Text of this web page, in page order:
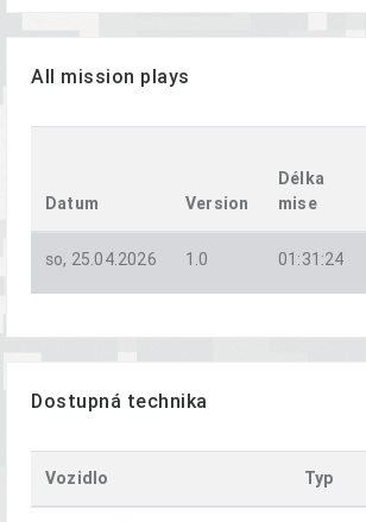
All mission plays
Datum Version
Délka
mise
so, 25.04.2026 1.0 01:31:24
Dostupná technika
Vozidlo Typ